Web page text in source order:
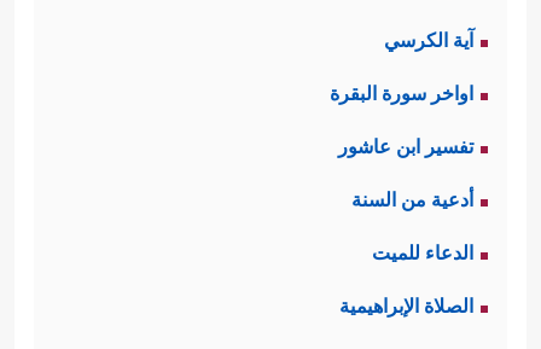
آية الكرسي
اواخر سورة البقرة
تفسير ابن عاشور
أدعية من السنة
الدعاء للميت
الصلاة الإبراهيمية